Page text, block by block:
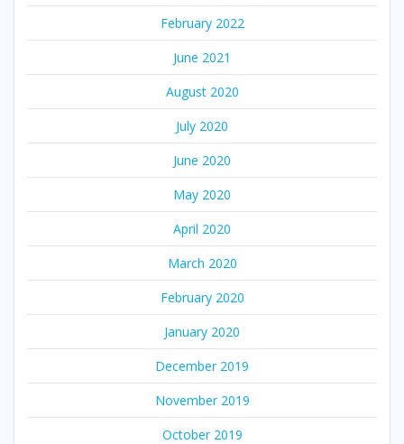
February 2022
June 2021
August 2020
July 2020
June 2020
May 2020
April 2020
March 2020
February 2020
January 2020
December 2019
November 2019
October 2019